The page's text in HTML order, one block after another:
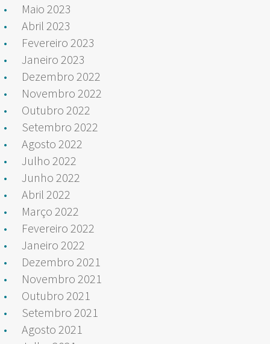
Maio 2023
Abril 2023
Fevereiro 2023
Janeiro 2023
Dezembro 2022
Novembro 2022
Outubro 2022
Setembro 2022
Agosto 2022
Julho 2022
Junho 2022
Abril 2022
Março 2022
Fevereiro 2022
Janeiro 2022
Dezembro 2021
Novembro 2021
Outubro 2021
Setembro 2021
Agosto 2021